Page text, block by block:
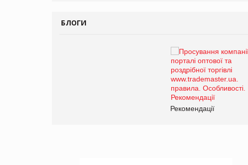
БЛОГИ
Рекомендації